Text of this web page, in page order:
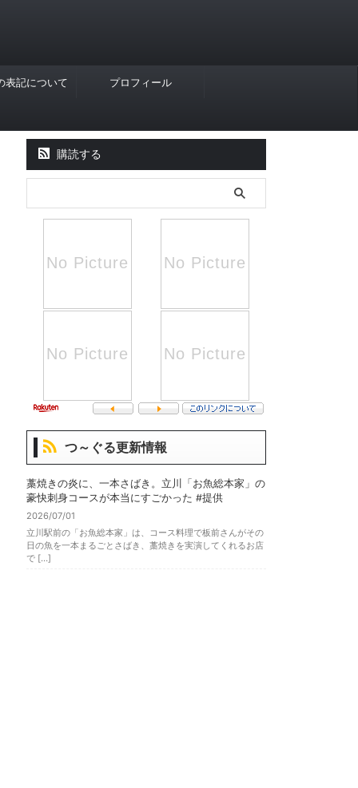
表記について プロフィール
購読する
つ～ぐる更新情報
藁焼きの炎に、一本さばき。立川「お魚総本家」の
豪快刺身コースが本当にすごかった #提供
2026/07/01
立川駅前の「お魚総本家」は、コース料理で板前さんがその
日の魚を一本まるごとさばき、藁焼きを実演してくれるお店
で […]